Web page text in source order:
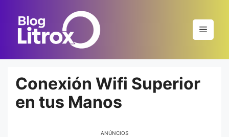
contenido
Menú
Conexión Wifi Superior
en tus Manos
ANÚNCIOS